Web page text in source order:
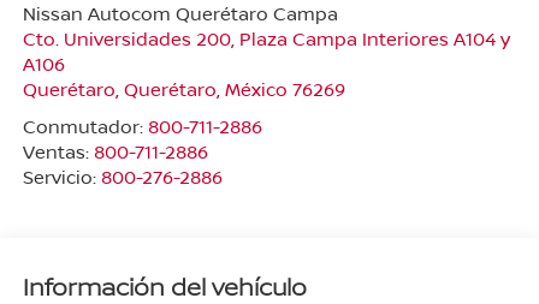
Nissan Autocom Querétaro Campa
Cto. Universidades 200, Plaza Campa Interiores A104 y
A106
Querétaro, Querétaro, México 76269
Conmutador: 800-711-2886
Ventas: 800-711-2886
Servicio: 800-276-2886
Información del vehículo